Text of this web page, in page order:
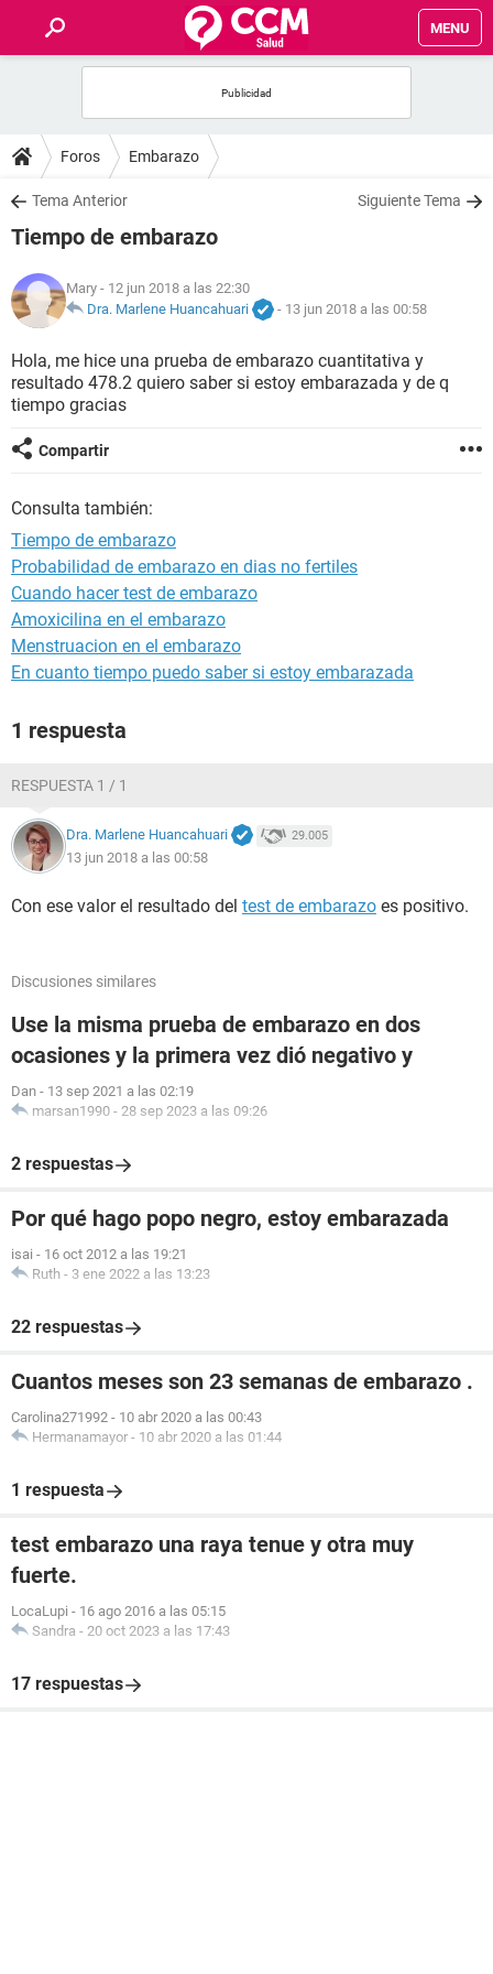
MENU
FOROS
SALUD
FAMILIA
NUTRICIÓN
BIENESTAR
Foros Embarazo
Tema Anterior Siguiente Tema
Tiempo de embarazo
Mary - 12 jun 2018 a las 22:30
Dra. Marlene Huancahuari
- 13 jun 2018 a las 00:58
Hola, me hice una prueba de embarazo cuantitativa y
resultado 478.2 quiero saber si estoy embarazada y de q
tiempo gracias
Compartir
Consulta también:
Tiempo de embarazo
Probabilidad de embarazo en dias no fertiles
Cuando hacer test de embarazo
Amoxicilina en el embarazo
Menstruacion en el embarazo
En cuanto tiempo puedo saber si estoy embarazada
1 respuesta
RESPUESTA 1 / 1
Dra. Marlene Huancahuari 29.005
13 jun 2018 a las 00:58
Con ese valor el resultado del test de embarazo es positivo.
Discusiones similares
Use la misma prueba de embarazo en dos
ocasiones y la primera vez dió negativo y
Dan - 13 sep 2021 a las 02:19
marsan1990 - 28 sep 2023 a las 09:26
2 respuestas
Por qué hago popo negro, estoy embarazada
isai - 16 oct 2012 a las 19:21
Ruth - 3 ene 2022 a las 13:23
22 respuestas
Cuantos meses son 23 semanas de embarazo .
Carolina271992 - 10 abr 2020 a las 00:43
Hermanamayor - 10 abr 2020 a las 01:44
1 respuesta
test embarazo una raya tenue y otra muy
fuerte.
LocaLupi - 16 ago 2016 a las 05:15
Sandra - 20 oct 2023 a las 17:43
17 respuestas